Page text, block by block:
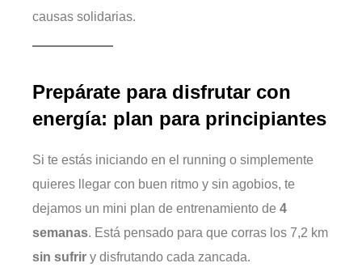
causas solidarias.
Prepárate para disfrutar con
energía: plan para principiantes
Si te estás iniciando en el running o simplemente
quieres llegar con buen ritmo y sin agobios, te
dejamos un mini plan de entrenamiento de 4
semanas. Está pensado para que corras los 7,2 km
sin sufrir y disfrutando cada zancada.